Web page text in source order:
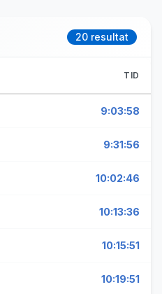
20 resultat
TID
9:03:58
9:31:56
10:02:46
10:13:36
10:15:51
10:19:51